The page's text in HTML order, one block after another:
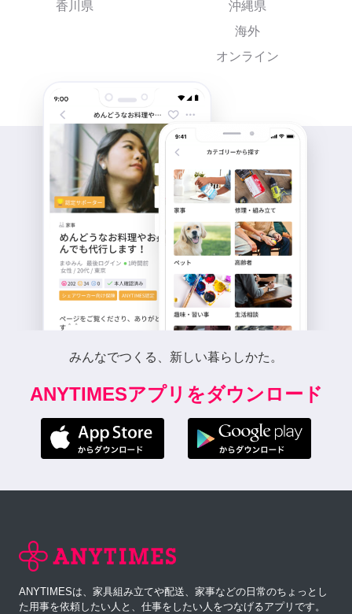
香川県
沖縄県
海外
オンライン
みんなでつくる、新しい暮らしかた。
ANYTIMESアプリをダウンロード
ANYTIMESは、家具組み立てや配送、家事などの日常のちょっとし
た用事を依頼したい人と、仕事をしたい人をつなげるアプリです。